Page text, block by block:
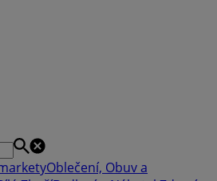
Oblečení, Obuv a